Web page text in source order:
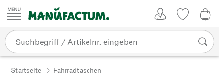
Zum Inhalt springen
Startseite Fahrradtaschen